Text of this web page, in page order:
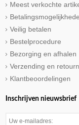
Meest verkochte
Veilig betalen
Bestelprocedure
Bezorging en afhalen
Verzending en
Klantbeoordelingen
Inschrijven nieuwsbrief